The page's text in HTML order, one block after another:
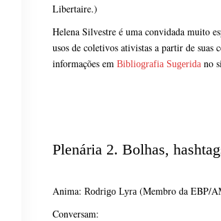
Libertaire.)
Helena Silvestre é uma convidada muito
usos de coletivos ativistas a partir de suas
informações emBibliografia Sugerida no
Plenária 2. Bolhas,
Anima:Rodrigo Lyra (Membro da EBP/
Conversam: